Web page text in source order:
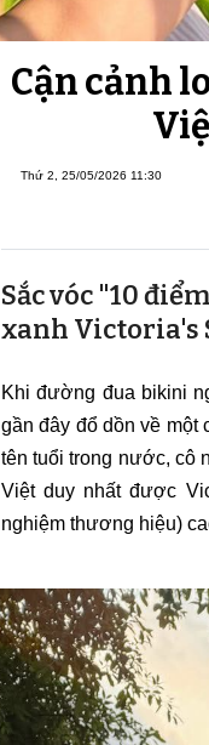
Cận cảnh
Thứ 2, 25/05/2026 11:30
Sắc vóc "10
xanh Victoria's
Khi đường đua bikini
gần đây đổ dồn về một
tên tuổi trong nước, cô
Việt duy nhất được
nghiệm thương hiệu)